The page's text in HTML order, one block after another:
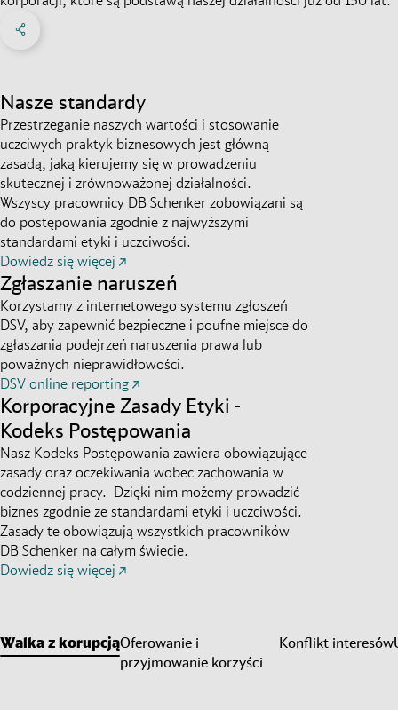
Social Media
Nasze standardy
Przestrzeganie naszych wartości i stosowanie
uczciwych praktyk biznesowych jest główną
zasadą, jaką kierujemy się w prowadzeniu
skutecznej i zrównoważonej działalności.
Wszyscy pracownicy DB Schenker zobowiązani są
do postępowania zgodnie z najwyższymi
standardami etyki i uczciwości.
Dowiedz się więcej
Zgłaszanie naruszeń
Korzystamy z internetowego systemu zgłoszeń
DSV, aby zapewnić bezpieczne i poufne miejsce do
zgłaszania podejrzeń naruszenia prawa lub
poważnych nieprawidłowości.
DSV online reporting
Korporacyjne Zasady Etyki -
Kodeks Postępowania
Nasz Kodeks Postępowania zawiera obowiązujące
zasady oraz oczekiwania wobec zachowania w
codziennej pracy. Dzięki nim możemy prowadzić
biznes zgodnie ze standardami etyki i uczciwości.
Zasady te obowiązują wszystkich pracowników
DB Schenker na całym świecie.
Dowiedz się więcej
Walka z korupcjąOferowanie i
przyjmowanie korzyści
Konflikt interesów